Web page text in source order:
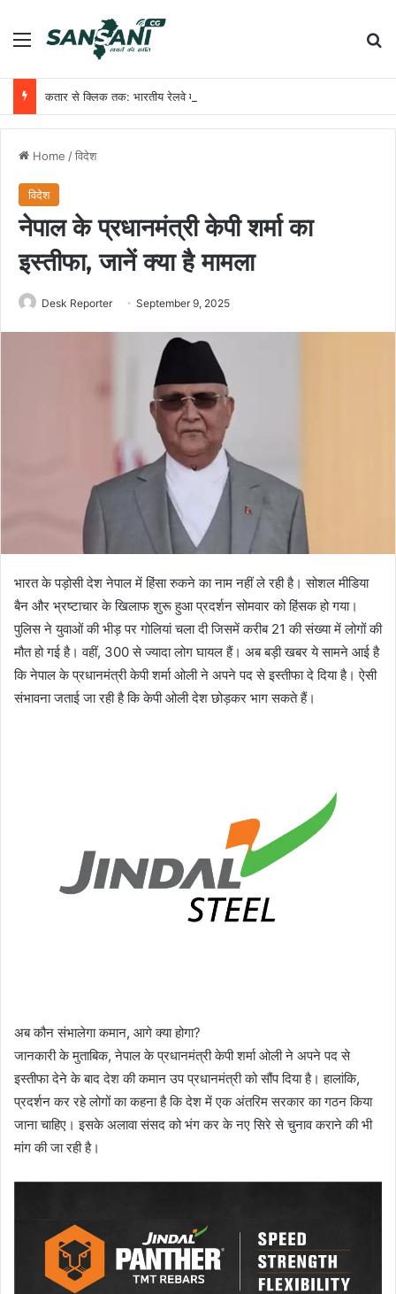
Menu
कतार से क्लिक तक: भारतीय रेलवे में यात्री आरक्षण के चार दशक
Home /विदेश
विदेश
नेपाल के प्रधानमंत्री केपी शर्मा का
इस्तीफा, जानें क्या है मामला
Desk Reporter September 9, 2025
भारत के पड़ोसी देश नेपाल में हिंसा रुकने का नाम नहीं ले रही है। सोशल मीडिया
बैन और भ्रष्टाचार के खिलाफ शुरू हुआ प्रदर्शन सोमवार को हिंसक हो गया।
पुलिस ने युवाओं की भीड़ पर गोलियां चला दी जिसमें करीब 21 की संख्या में लोगों की
मौत हो गई है। वहीं, 300 से ज्यादा लोग घायल हैं। अब बड़ी खबर ये सामने आई है
कि नेपाल के प्रधानमंत्री केपी शर्मा ओली ने अपने पद से इस्तीफा दे दिया है। ऐसी
संभावना जताई जा रही है कि केपी ओली देश छोड़कर भाग सकते हैं।
अब कौन संभालेगा कमान, आगे क्या होगा?
जानकारी के मुताबिक, नेपाल के प्रधानमंत्री केपी शर्मा ओली ने अपने पद से
इस्तीफा देने के बाद देश की कमान उप प्रधानमंत्री को सौंप दिया है। हालांकि,
प्रदर्शन कर रहे लोगों का कहना है कि देश में एक अंतरिम सरकार का गठन किया
जाना चाहिए। इसके अलावा संसद को भंग कर के नए सिरे से चुनाव कराने की भी
मांग की जा रही है।